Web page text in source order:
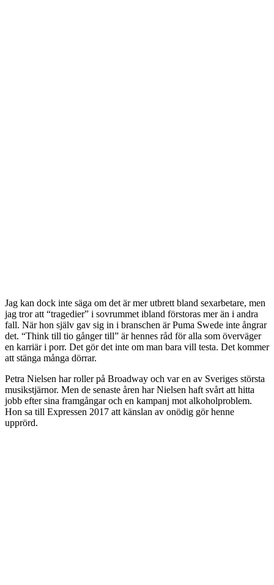
Jag kan dock inte säga om det är mer utbrett bland sexarbetare, men
jag tror att “tragedier” i sovrummet ibland förstoras mer än i andra
fall. När hon själv gav sig in i branschen är Puma Swede inte ångrar
det. “Think till tio gånger till” är hennes råd för alla som överväger
en karriär i porr. Det gör det inte om man bara vill testa. Det kommer
att stänga många dörrar.
Petra Nielsen har roller på Broadway och var en av Sveriges största
musikstjärnor. Men de senaste åren har Nielsen haft svårt att hitta
jobb efter sina framgångar och en kampanj mot alkoholproblem.
Hon sa till Expressen 2017 att känslan av onödig gör henne
upprörd.